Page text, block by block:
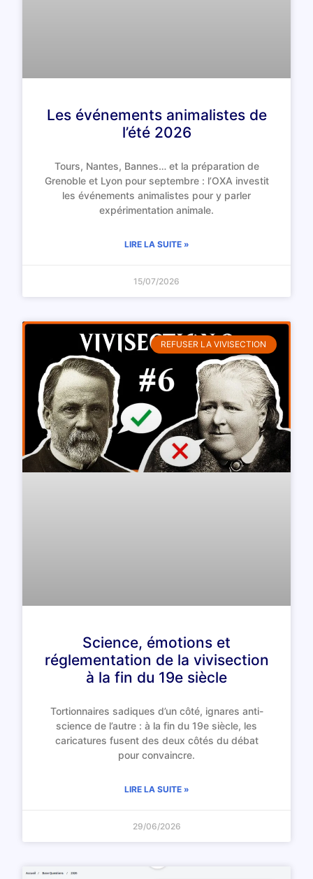
Les événements animalistes de
l’été 2026
Tours, Nantes, Bannes… et la préparation de
Grenoble et Lyon pour septembre : l’OXA investit
les événements animalistes pour y parler
expérimentation animale.
LIRE LA SUITE »
15/07/2026
REFUSER LA VIVISECTION
Science, émotions et
réglementation de la vivisection
à la fin du 19e siècle
Tortionnaires sadiques d’un côté, ignares anti-
science de l’autre : à la fin du 19e siècle, les
caricatures fusent des deux côtés du débat
pour convaincre.
LIRE LA SUITE »
29/06/2026